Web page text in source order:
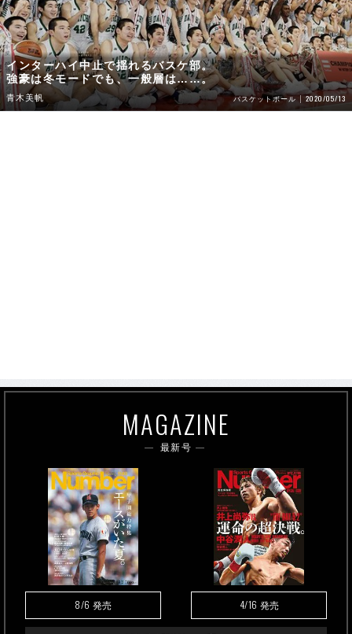
インターハイ中止で揺れるバスケ部。
強豪は冬モードでも、一般層は……。
青木美帆 バスケットボール 2020/05/13
MAGAZINE
最新号
8/6 発売 4/16 発売